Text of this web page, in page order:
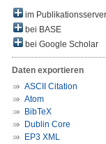
im Publikationsserver
bei BASE
bei Google Scholar
Daten exportieren
ASCII Citation
Atom
BibTeX
Dublin Core
EP3 XML